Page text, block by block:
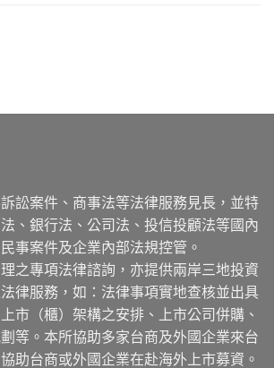
訟案件、商事法等法律服務見長，並特
、銀行法、公司法、投信投顧法等國內
事案件及企業內部法規控管。
之專項法律諮詢，亦提供兩岸三地投資
律服務，如：法律事項實地查核並出具
市（櫃）架構之安排、上市公司併購、
等。本所協助多家台商及外國企業來台
助台商或外國企業在赴海外上市募資。